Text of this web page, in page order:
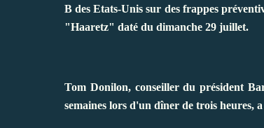
B des Etats-Unis sur des frappes
"Haaretz" daté du dimanche 29 juillet.
Tom Donilon, conseiller du président
semaines lors d'un dîner de trois heures,